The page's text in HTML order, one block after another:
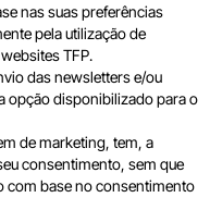
nas suas preferências
pela utilização de
TFP.
das newsletters e/ou
opção disponibilizado para o
de marketing, tem, a
consentimento, sem que
com base no consentimento